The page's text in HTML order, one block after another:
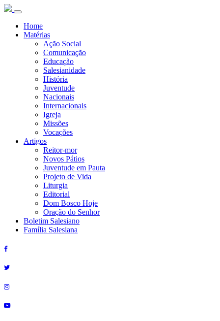
Home
Matérias
Ação Social
Comunicação
Educação
Salesianidade
História
Juventude
Nacionais
Internacionais
Igreja
Missões
Vocações
Artigos
Reitor-mor
Novos Pátios
Juventude em Pauta
Projeto de Vida
Liturgia
Editorial
Dom Bosco Hoje
Oração do Senhor
Boletim Salesiano
Família Salesiana